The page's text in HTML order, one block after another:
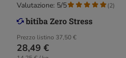
Prezzo listino 37,50 €
28,49 €
Valutazione: 5/5 (2)